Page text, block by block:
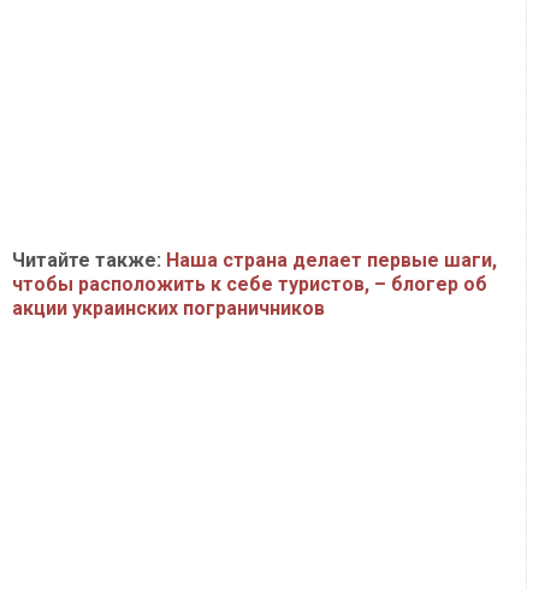
Читайте также: Наша страна делает первые шаги,
чтобы расположить к себе туристов, – блогер об
акции украинских пограничников